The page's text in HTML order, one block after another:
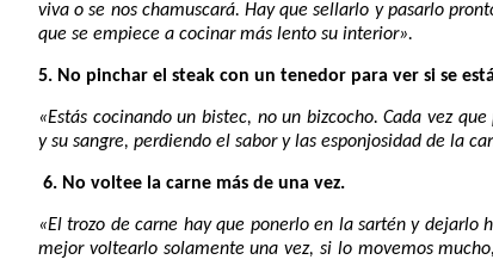
viva o se nos chamuscará. Hay que sellarlo y pasarlo
que se empiece a cocinar más lento su interior».
5. No pinchar el steak con un tenedor para ver si se
«Estás cocinando un bistec, no un bizcocho. Cada vez
y su sangre, perdiendo el sabor y las esponjosidad de la
6. No voltee la carne más de una vez.
«El trozo de carne hay que ponerlo en la sartén y dejarlo
mejor voltearlo solamente una vez, si lo movemos